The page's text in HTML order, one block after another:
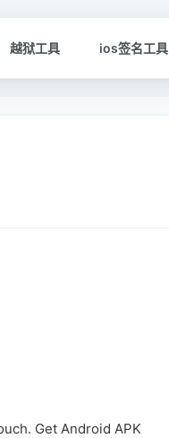
越狱工具 ios签名工具
Get Android APK